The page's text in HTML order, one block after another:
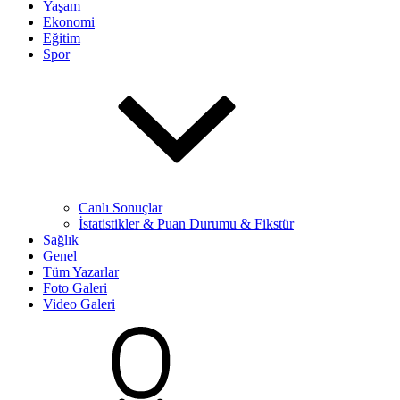
Yaşam
Ekonomi
Eğitim
Spor
Canlı Sonuçlar
İstatistikler & Puan Durumu & Fikstür
Sağlık
Genel
Tüm Yazarlar
Foto Galeri
Video Galeri